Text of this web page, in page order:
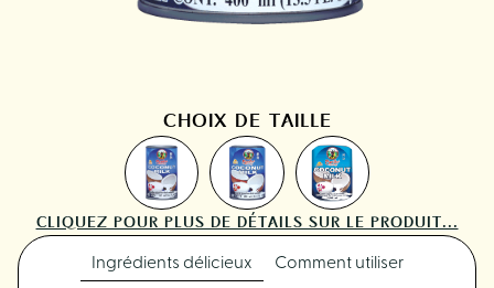
CHOIX DE TAILLE
CLIQUEZ POUR PLUS DE DÉTAILS SUR LE PRODUIT...
Ingrédients délicieux Comment utiliser